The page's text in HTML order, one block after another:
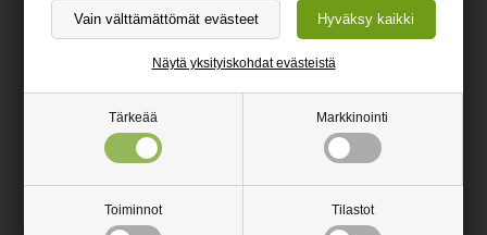
Tärkeää Markkinointi
Toiminnot Tilastot
Näytä yksityiskohdat evästeistä
Taipuisa Koivuvaneri
Alkaen 9,00 EUR
Toimitusaika 5-7 arkipäivää
Taipuisa MDF
Alkaen 7,00 EUR
Toimitusaika 5-7 arkipäivää